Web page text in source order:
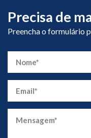
Precisa de
Preencha o formulário